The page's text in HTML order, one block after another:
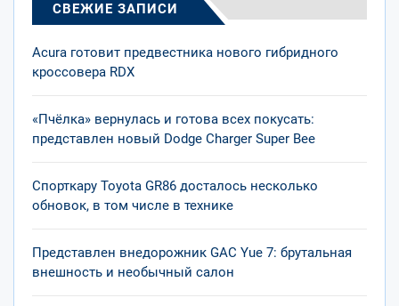
СВЕЖИЕ ЗАПИСИ
Acura готовит предвестника нового гибридного
кроссовера RDX
«Пчёлка» вернулась и готова всех покусать:
представлен новый Dodge Charger Super Bee
Спорткару Toyota GR86 досталось несколько
обновок, в том числе в технике
Представлен внедорожник GAC Yue 7: брутальная
внешность и необычный салон